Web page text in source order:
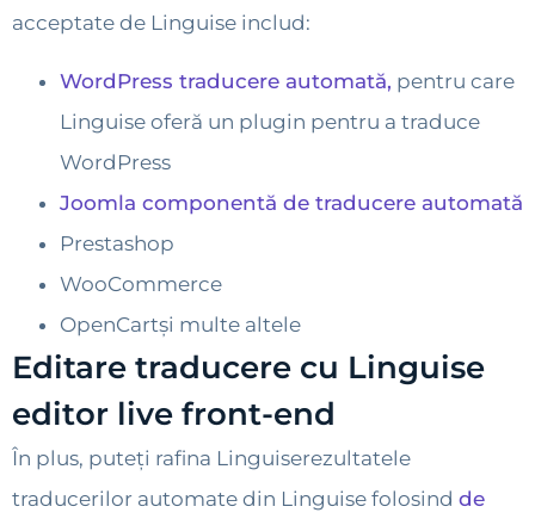
acceptate de Linguise includ:
WordPress traducere automată, pentru care
Linguise oferă un plugin pentru a traduce
WordPress
Joomla componentă de traducere automată
Prestashop
WooCommerce
OpenCartși multe altele
Editare traducere cu Linguise
editor live front-end
În plus, puteți rafina Linguiserezultatele
traducerilor automate din Linguise folosind de